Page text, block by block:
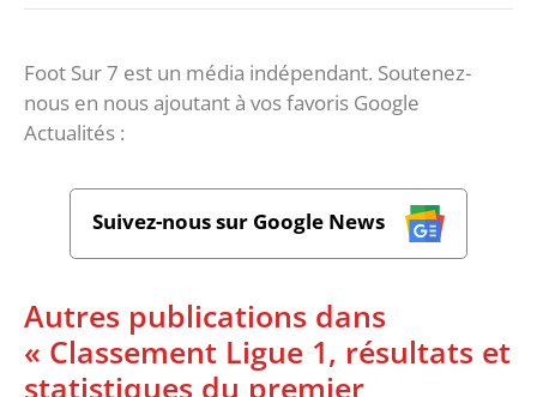
Foot Sur 7 est un média indépendant. Soutenez-
nous en nous ajoutant à vos favoris Google
Actualités :
Suivez-nous sur Google News
Autres publications dans
« Classement Ligue 1, résultats et
statistiques du premier